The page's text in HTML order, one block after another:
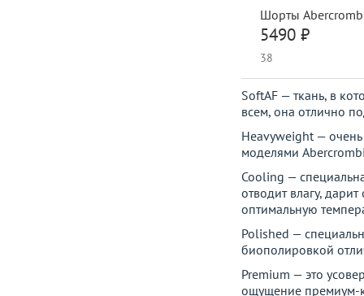
Шорты
5490 ₽
38
SoftAF — ткань, в
всем, она отлично
Heavyweight —
моделями
Cooling —
отводит влагу,
оптимальную
Polished —
биополировкой
Premium — это
ощущение премиум-